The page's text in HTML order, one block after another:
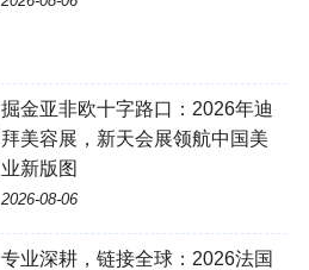
掘金亚非欧十字路口：2026年迪
拜美容展，新天会展领航中国美
业新版图
2026-08-06
专业深耕，链接全球：2026法国